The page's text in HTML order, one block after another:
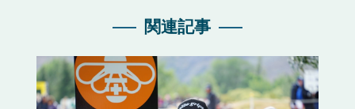
関連記事